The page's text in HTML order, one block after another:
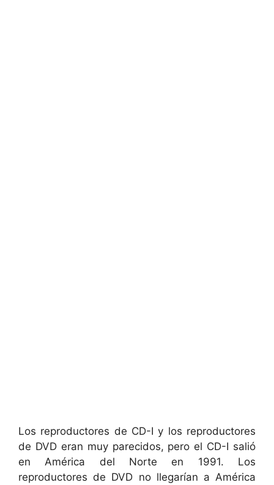
Los reproductores de CD-I y los reproductores
de DVD eran muy parecidos, pero el CD-I salió
en América del Norte en 1991. Los
reproductores de DVD no llegarían a América